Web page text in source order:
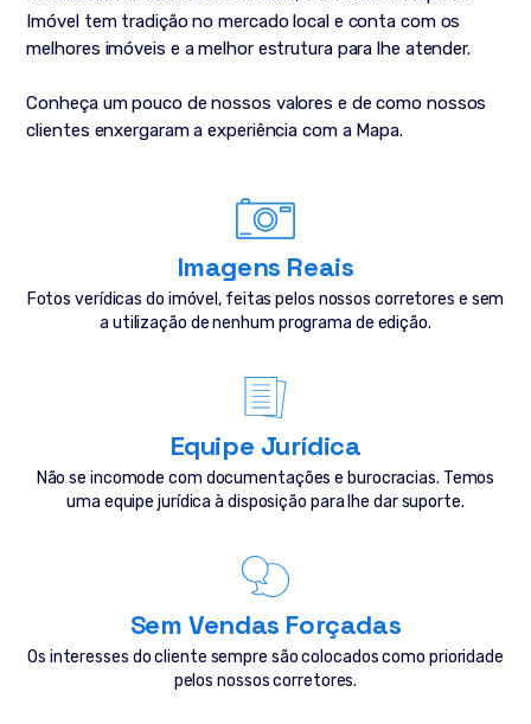
Imóvel tem tradição no mercado local e conta com os
melhores imóveis e a melhor estrutura para lhe atender.
Conheça um pouco de nossos valores e de como nossos
clientes enxergaram a experiência com a Mapa.
Imagens Reais
Fotos verídicas do imóvel, feitas pelos nossos corretores e sem
a utilização de nenhum programa de edição.
Equipe Jurídica
Não se incomode com documentações e burocracias. Temos
uma equipe jurídica à disposição para lhe dar suporte.
Sem Vendas Forçadas
Os interesses do cliente sempre são colocados como prioridade
pelos nossos corretores.